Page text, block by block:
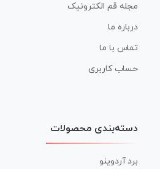
مجله قم الکترونیک
درباره ما
تماس با ما
حساب کاربری
دسته‌بندی محصولات
برد آردوینو